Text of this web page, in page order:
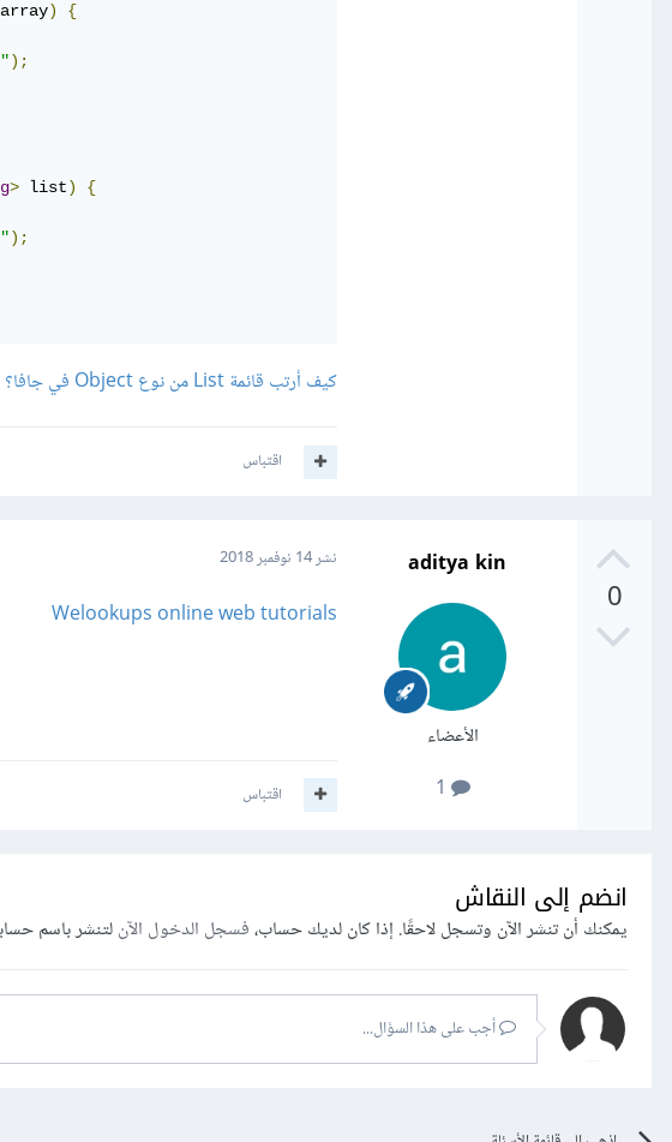
array)
{
);
> list)
{
);
كيف أرتب قائمة List من نوع Object في جافا؟
اقتباس
0
aditya kin
الأعضاء
نشر14 نوفمبر 2018
Welookups online web tutorials
اقتباس
انضم إلى النقاش
يمكنك أن تنشر الآن وتسجل لاحقًا. إذا كان لديك حساب،فسجل الدخول الآنلتنشر باسم
أجب على هذا السؤال...